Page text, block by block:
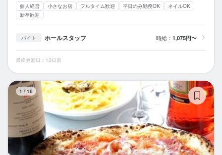
個人経営 小さなお店 フルタイム歓迎 平日のみ勤務OK
ネイルOK
新卒歓迎
バイト ホールスタッフ 時給： 1,075円〜
最終更新日：13日前
1 / 16